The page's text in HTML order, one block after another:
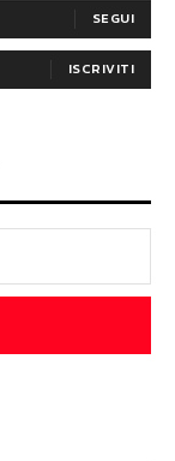
SEGUI
ISCRIVITI